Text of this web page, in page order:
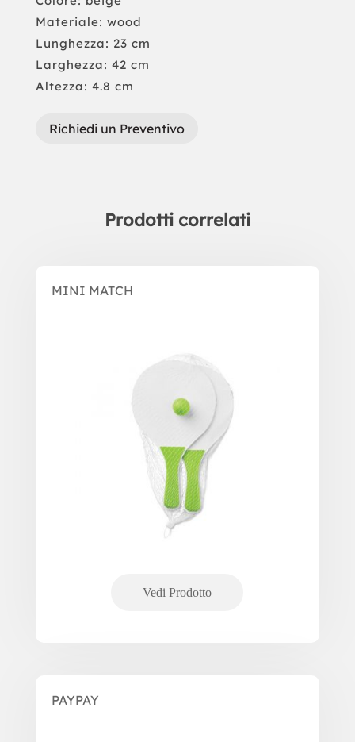
Materiale: wood
Lunghezza: 23 cm
Larghezza: 42 cm
Altezza: 4.8 cm
Richiedi un Preventivo
Prodotti correlati
MINI MATCH
PAYPAY